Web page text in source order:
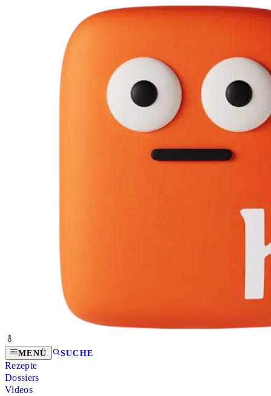
MENÜ SUCHE
Rezepte
Dossiers
Videos